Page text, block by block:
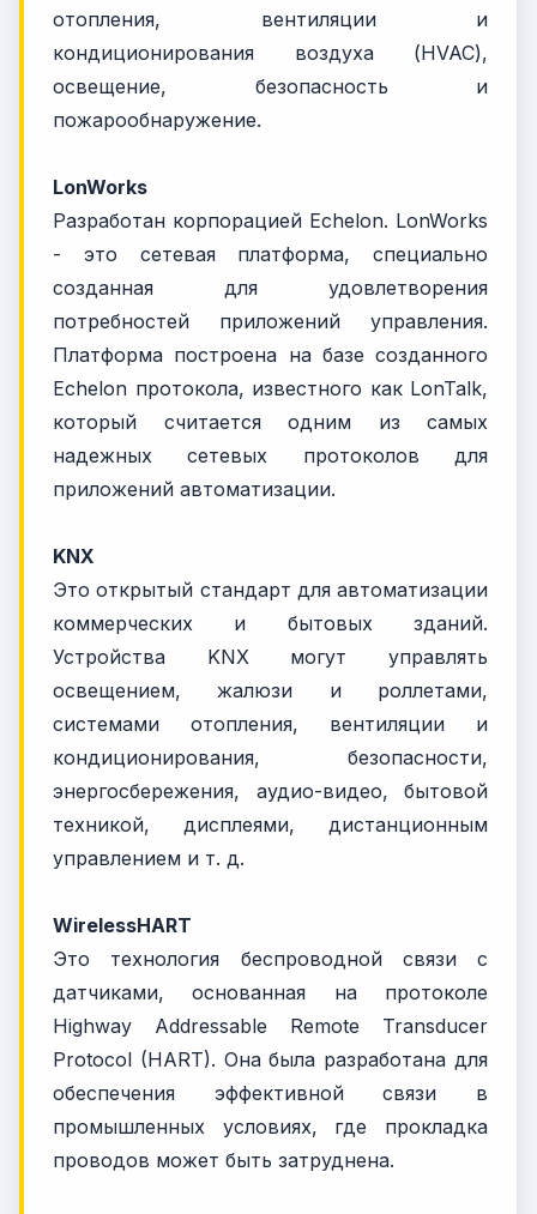
отопления, вентиляции и
кондиционирования воздуха (HVAC),
освещение, безопасность и
пожарообнаружение.
LonWorks
Разработан корпорацией Echelon. LonWorks
- это сетевая платформа, специально
созданная для удовлетворения
потребностей приложений управления.
Платформа построена на базе созданного
Echelon протокола, известного как LonTalk,
который считается одним из самых
надежных сетевых протоколов для
приложений автоматизации.
KNX
Это открытый стандарт для автоматизации
коммерческих и бытовых зданий.
Устройства KNX могут управлять
освещением, жалюзи и роллетами,
системами отопления, вентиляции и
кондиционирования, безопасности,
энергосбережения, аудио-видео, бытовой
техникой, дисплеями, дистанционным
управлением и т. д.
WirelessHART
Это технология беспроводной связи с
датчиками, основанная на протоколе
Highway Addressable Remote Transducer
Protocol (HART). Она была разработана для
обеспечения эффективной связи в
промышленных условиях, где прокладка
проводов может быть затруднена.